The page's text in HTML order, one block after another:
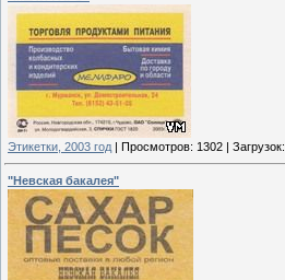
Этикетки, 2003 год Просмотров: 1302 Загрузок:
"Невская бакалея"